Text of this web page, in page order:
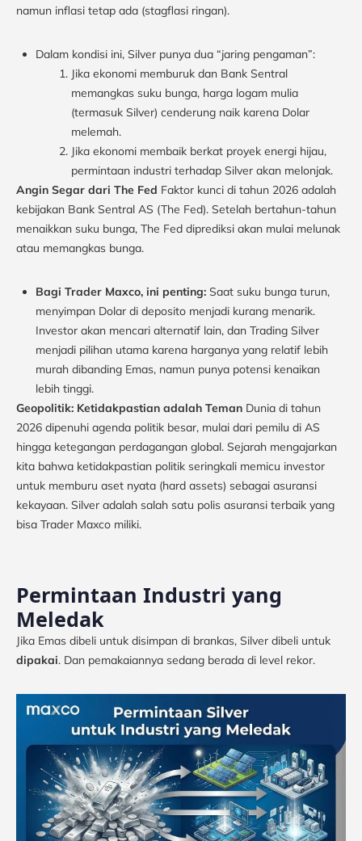
namun inflasi tetap ada (stagflasi ringan).
Dalam kondisi ini, Silver punya dua “jaring pengaman”:
Jika ekonomi memburuk dan Bank Sentral
memangkas suku bunga, harga logam mulia
(termasuk Silver) cenderung naik karena Dolar
melemah.
Jika ekonomi membaik berkat proyek energi hijau,
permintaan industri terhadap Silver akan melonjak.
Angin Segar dari The Fed Faktor kunci di tahun 2026 adalah
kebijakan Bank Sentral AS (The Fed). Setelah bertahun-tahun
menaikkan suku bunga, The Fed diprediksi akan mulai melunak
atau memangkas bunga.
Bagi Trader Maxco, ini penting: Saat suku bunga turun,
menyimpan Dolar di deposito menjadi kurang menarik.
Investor akan mencari alternatif lain, dan Trading Silver
menjadi pilihan utama karena harganya yang relatif lebih
murah dibanding Emas, namun punya potensi kenaikan
lebih tinggi.
Geopolitik: Ketidakpastian adalah Teman Dunia di tahun
2026 dipenuhi agenda politik besar, mulai dari pemilu di AS
hingga ketegangan perdagangan global. Sejarah mengajarkan
kita bahwa ketidakpastian politik seringkali memicu investor
untuk memburu aset nyata (hard assets) sebagai asuransi
kekayaan. Silver adalah salah satu polis asuransi terbaik yang
bisa Trader Maxco miliki.
Permintaan Industri yang
Meledak
Jika Emas dibeli untuk disimpan di brankas, Silver dibeli untuk
dipakai. Dan pemakaiannya sedang berada di level rekor.